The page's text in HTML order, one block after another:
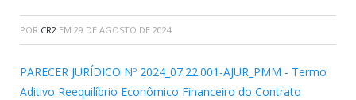
POR CR2 EM 29 DE AGOSTO DE 2024
PARECER JURÍDICO Nº 2024_07.22.001-AJUR_PMM - Termo
Aditivo Reequilíbrio Econômico Financeiro do Contrato